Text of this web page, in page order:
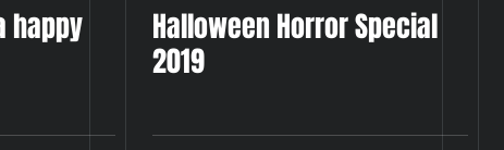
happy
Halloween Horror Special
2019